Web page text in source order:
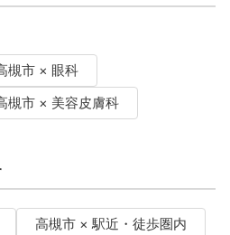
槻市 × 眼科
槻市 × 美容皮膚科
高槻市 × 駅近・徒歩圏内